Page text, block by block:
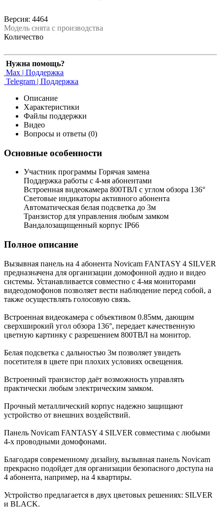
Версия: 4464
Модель снята с производства
Количество
Нужна помощь?
Max | Поддержка
Telegram | Поддержка
Описание
Характеристики
Файлы поддержки
Видео
Вопросы и ответы (0)
Основные особенности
Участник программы Горячая замена
Поддержка работы с 4-мя абонентами
Встроенная видеокамера 800ТВЛ с углом обзора 136°
Световые индикаторы активного абонента
Автоматическая белая подсветка до 3м
Транзистор для управления любым замком
Вандалозащищенный корпус IP66
Полное описание
Вызывная панель на 4 абонента Novicam FANTASY 4 SILVER
предназначена для организации домофонной аудио и видео
системы. Устанавливается совместно с 4-мя мониторами
видеодомофонов позволяет вести наблюдение перед собой, а
также осуществлять голосовую связь.
Встроенная видеокамера с объективом 0.85мм, дающим
сверхширокий угол обзора 136°, передает качественную
цветную картинку c разрешением 800ТВЛ на монитор.
Белая подсветка с дальностью 3м позволяет увидеть
посетителя в цвете при плохих условиях освещения.
Встроенный транзистор даёт возможность управлять
практически любым электрическим замком.
Прочный металлический корпус надежно защищают
устройство от внешних воздействий.
Панель Novicam FANTASY 4 SILVER совместима с любыми
4-х проводными домофонами.
Благодаря современному дизайну, вызывная панель Novicam
прекрасно подойдет для организации безопасного доступа на
4 абонента, например, на 4 квартиры.
Устройство предлагается в двух цветовых решениях: SILVER
и BLACK.